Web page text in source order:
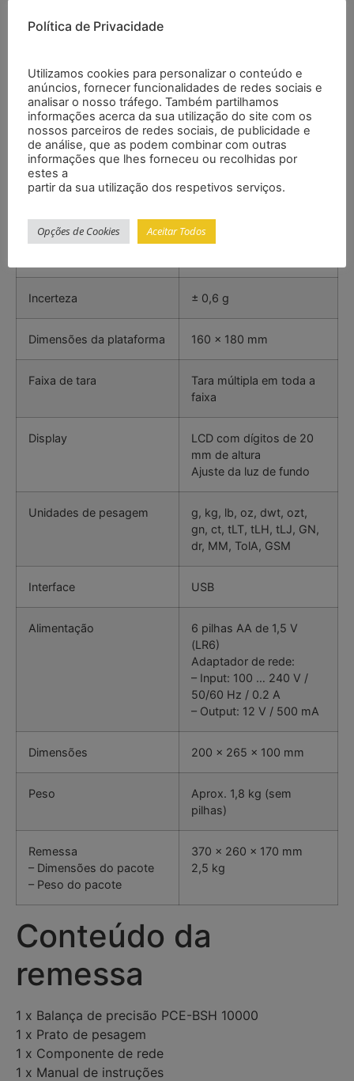
– Possibilidade de calibrar em vários pontos
– Diferentes unidades
– Possibilidade de pesagem inferior (gancho
opcional)
– Alimentação por rede ou pilhas
Especificações
Incerteza ± 0,6 g
Dimensões da plataforma 160 x 180 mm
Faixa de tara
Tara múltipla em toda a
faixa
Display
LCD com dígitos de 20
mm de altura
Ajuste da luz de fundo
Unidades de pesagem
g, kg, lb, oz, dwt, ozt,
gn, ct, tLT, tLH, tLJ, GN,
dr, MM, TolA, GSM
Interface USB
Alimentação
6 pilhas AA de 1,5 V
(LR6)
Adaptador de rede:
– Input: 100 … 240 V /
50/60 Hz / 0.2 A
– Output: 12 V / 500 mA
Dimensões 200 x 265 x 100 mm
Peso
Aprox. 1,8 kg (sem
pilhas)
Remessa
– Dimensões do pacote
– Peso do pacote
370 x 260 x 170 mm
2,5 kg
Conteúdo da
remessa
1 x Balança de precisão PCE-BSH 10000
1 x Prato de pesagem
1 x Componente de rede
1 x Manual de instruções
Política de Privacidade
Utilizamos cookies para personalizar o conteúdo e
anúncios, fornecer funcionalidades de redes sociais e
analisar o nosso tráfego. Também partilhamos
informações acerca da sua utilização do site com os
nossos parceiros de redes sociais, de publicidade e
de análise, que as podem combinar com outras
informações que lhes forneceu ou recolhidas por
estes a
partir da sua utilização dos respetivos serviços.
Opções de Cookies Aceitar Todos